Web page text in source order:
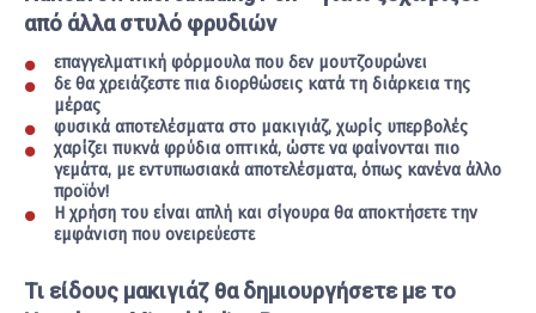
από άλλα στυλό φρυδιών
επαγγελματική φόρμουλα που δεν μουτζουρώνει
δε θα χρειάζεστε πια διορθώσεις κατά τη διάρκεια της
μέρας
φυσικά αποτελέσματα στο μακιγιάζ, χωρίς υπερβολές
χαρίζει πυκνά φρύδια οπτικά, ώστε να φαίνονται πιο
γεμάτα, με εντυπωσιακά αποτελέσματα, όπως κανένα άλλο
προϊόν!
Η χρήση του είναι απλή και σίγουρα θα αποκτήσετε την
εμφάνιση που ονειρεύεστε
Τι είδους μακιγιάζ θα δημιουργήσετε με το